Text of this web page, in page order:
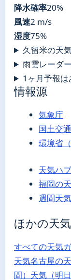
降水確率20%
風速2 m/s
湿度75%
久留米の天
雨雲レーダ
1ヶ月予報は
情報源
気象庁
国土交
環境省
天気ハブ
福岡の
週間天気
ほかの天
すべての天気
天気名古屋の
間） 天気（明日